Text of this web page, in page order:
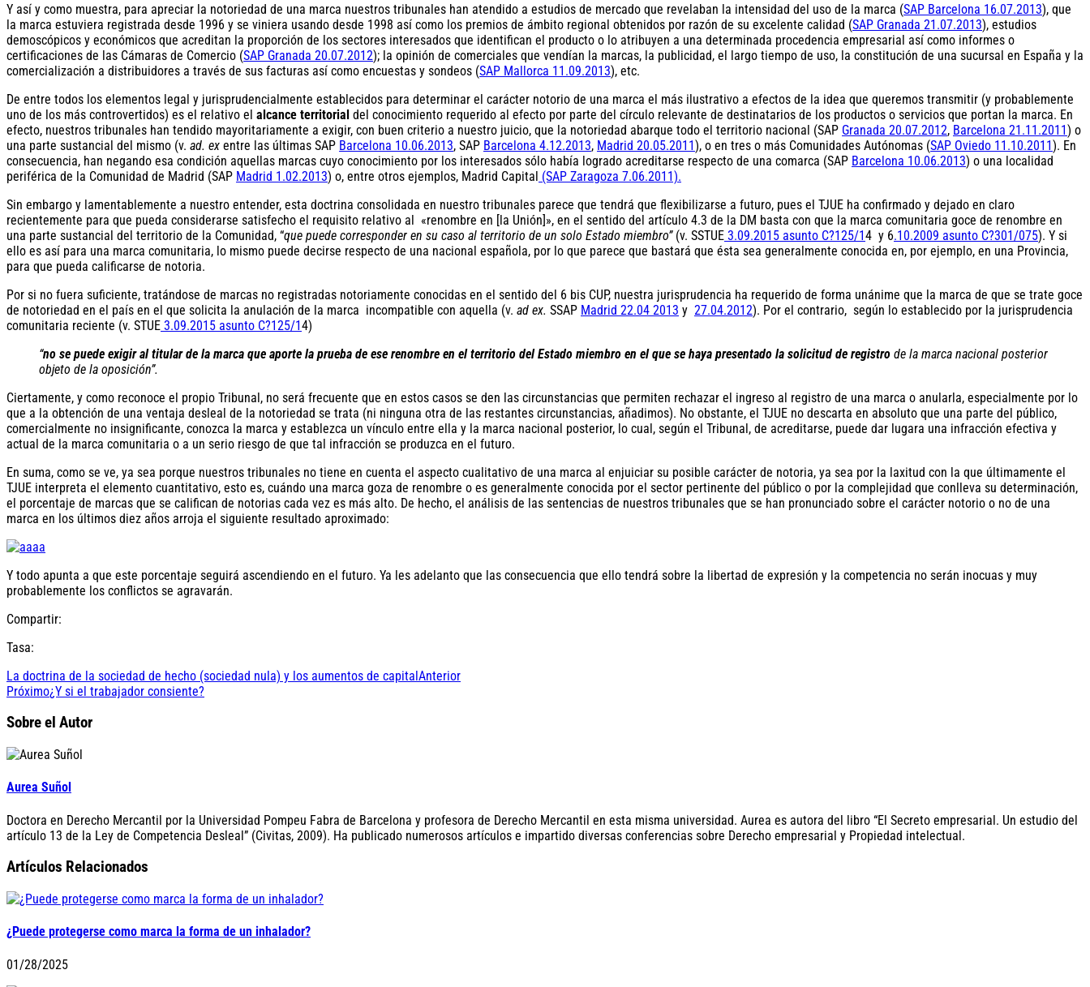
Y así y como muestra, para apreciar la notoriedad de una marca nuestros tribunales han atendido a estudios de mercado que revelaban la intensidad del uso de la marca (SAP Barcelona 16.07.2013), que
la marca estuviera registrada desde 1996 y se viniera usando desde 1998 así como los premios de ámbito regional obtenidos por razón de su excelente calidad (SAP Granada 21.07.2013), estudios
demoscópicos y económicos que acreditan la proporción de los sectores interesados que identifican el producto o lo atribuyen a una determinada procedencia empresarial así como informes o
certificaciones de las Cámaras de Comercio (SAP Granada 20.07.2012); la opinión de comerciales que vendían la marcas, la publicidad, el largo tiempo de uso, la constitución de una sucursal en España y la
comercialización a distribuidores a través de sus facturas así como encuestas y sondeos (SAP Mallorca 11.09.2013), etc.
De entre todos los elementos legal y jurisprudencialmente establecidos para determinar el carácter notorio de una marca el más ilustrativo a efectos de la idea que queremos transmitir (y probablemente
uno de los más controvertidos) es el relativo el alcance territorial del conocimiento requerido al efecto por parte del círculo relevante de destinatarios de los productos o servicios que portan la marca. En
efecto, nuestros tribunales han tendido mayoritariamente a exigir, con buen criterio a nuestro juicio, que la notoriedad abarque todo el territorio nacional (SAP Granada 20.07.2012, Barcelona 21.11.2011) o
una parte sustancial del mismo (v. ad. ex entre las últimas SAP Barcelona 10.06.2013, SAP Barcelona 4.12.2013, Madrid 20.05.2011), o en tres o más Comunidades Autónomas (SAP Oviedo 11.10.2011). En
consecuencia, han negando esa condición aquellas marcas cuyo conocimiento por los interesados sólo había logrado acreditarse respecto de una comarca (SAP Barcelona 10.06.2013) o una localidad
periférica de la Comunidad de Madrid (SAP Madrid 1.02.2013) o, entre otros ejemplos, Madrid Capital (SAP Zaragoza 7.06.2011).
Sin embargo y lamentablemente a nuestro entender, esta doctrina consolidada en nuestro tribunales parece que tendrá que flexibilizarse a futuro, pues el TJUE ha confirmado y dejado en claro
recientemente para que pueda considerarse satisfecho el requisito relativo al «renombre en [la Unión]», en el sentido del artículo 4.3 de la DM basta con que la marca comunitaria goce de renombre en
una parte sustancial del territorio de la Comunidad, “que puede corresponder en su caso al territorio de un solo Estado miembro” (v. SSTUE 3.09.2015 asunto C?125/14 y 6.10.2009 asunto C?301/075). Y si
ello es así para una marca comunitaria, lo mismo puede decirse respecto de una nacional española, por lo que parece que bastará que ésta sea generalmente conocida en, por ejemplo, en una Provincia,
para que pueda calificarse de notoria.
Por si no fuera suficiente, tratándose de marcas no registradas notoriamente conocidas en el sentido del 6 bis CUP, nuestra jurisprudencia ha requerido de forma unánime que la marca de que se trate goce
de notoriedad en el país en el que solicita la anulación de la marca incompatible con aquella (v. ad ex. SSAP Madrid 22.04 2013 y 27.04.2012). Por el contrario, según lo establecido por la jurisprudencia
comunitaria reciente (v. STUE 3.09.2015 asunto C?125/14)
“no se puede exigir al titular de la marca que aporte la prueba de ese renombre en el territorio del Estado miembro en el que se haya presentado la solicitud de registro de la marca nacional posterior
objeto de la oposición”.
Ciertamente, y como reconoce el propio Tribunal, no será frecuente que en estos casos se den las circunstancias que permiten rechazar el ingreso al registro de una marca o anularla, especialmente por lo
que a la obtención de una ventaja desleal de la notoriedad se trata (ni ninguna otra de las restantes circunstancias, añadimos). No obstante, el TJUE no descarta en absoluto que una parte del público,
comercialmente no insignificante, conozca la marca y establezca un vínculo entre ella y la marca nacional posterior, lo cual, según el Tribunal, de acreditarse, puede dar lugara una infracción efectiva y
actual de la marca comunitaria o a un serio riesgo de que tal infracción se produzca en el futuro.
En suma, como se ve, ya sea porque nuestros tribunales no tiene en cuenta el aspecto cualitativo de una marca al enjuiciar su posible carácter de notoria, ya sea por la laxitud con la que últimamente el
TJUE interpreta el elemento cuantitativo, esto es, cuándo una marca goza de renombre o es generalmente conocida por el sector pertinente del público o por la complejidad que conlleva su determinación,
el porcentaje de marcas que se califican de notorias cada vez es más alto. De hecho, el análisis de las sentencias de nuestros tribunales que se han pronunciado sobre el carácter notorio o no de una
marca en los últimos diez años arroja el siguiente resultado aproximado:
Y todo apunta a que este porcentaje seguirá ascendiendo en el futuro. Ya les adelanto que las consecuencia que ello tendrá sobre la libertad de expresión y la competencia no serán inocuas y muy
probablemente los conflictos se agravarán.
Compartir:
Tasa:
La doctrina de la sociedad de hecho (sociedad nula) y los aumentos de capitalAnterior
Próximo¿Y si el trabajador consiente?
Sobre el Autor
Aurea Suñol
Doctora en Derecho Mercantil por la Universidad Pompeu Fabra de Barcelona y profesora de Derecho Mercantil en esta misma universidad. Aurea es autora del libro “El Secreto empresarial. Un estudio del
artículo 13 de la Ley de Competencia Desleal” (Civitas, 2009). Ha publicado numerosos artículos e impartido diversas conferencias sobre Derecho empresarial y Propiedad intelectual.
Artículos Relacionados
¿Puede protegerse como marca la forma de un inhalador?
01/28/2025